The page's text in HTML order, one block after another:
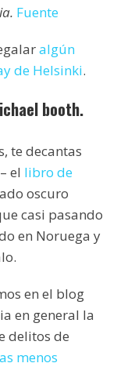
Fuente
algún
de Helsinki.
booth.
te decantas
el libro de
oscuro
casi pasando
en Noruega y
en el blog
en general la
delitos de
menos